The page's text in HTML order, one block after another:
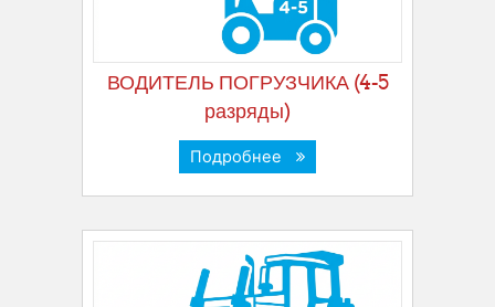
ВОДИТЕЛЬ ПОГРУЗЧИКА (4-5
разряды)
Подробнее